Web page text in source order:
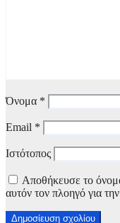
Όνομα *
Email *
Ιστότοπος
Αποθήκευσε το
αυτόν τον πλοηγό για